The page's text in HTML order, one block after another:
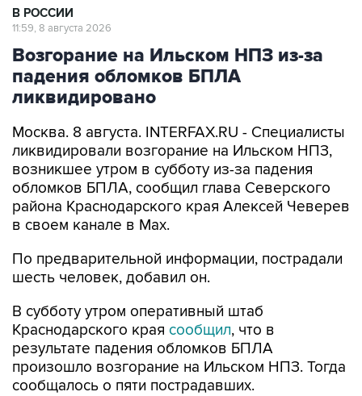
В РОССИИ
11:59, 8 августа 2026
Возгорание на Ильском НПЗ из-за
падения обломков БПЛА
ликвидировано
Москва. 8 августа. INTERFAX.RU - Специалисты
ликвидировали возгорание на Ильском НПЗ,
возникшее утром в субботу из-за падения
обломков БПЛА, сообщил глава Северского
района Краснодарского края Алексей Чеверев
в своем канале в Max.
По предварительной информации, пострадали
шесть человек, добавил он.
В субботу утром оперативный штаб
Краснодарского края сообщил, что в
результате падения обломков БПЛА
произошло возгорание на Ильском НПЗ. Тогда
сообщалось о пяти пострадавших.